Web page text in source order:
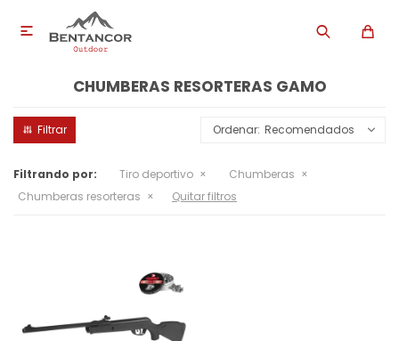

CHUMBERAS RESORTERAS GAMO
Recomendados
Filtrando por: Tiro deportivo
Chumberas
Chumberas resorteras
Quitar filtros